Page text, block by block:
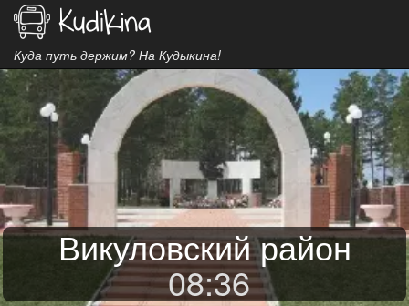
Куда путь держим? На Кудыкина!
Викуловский район
08:36